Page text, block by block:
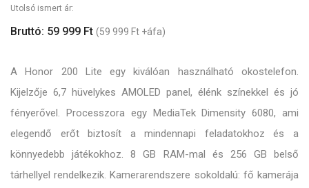
Utolsó ismert ár:
Bruttó: 59 999 Ft (59 999 Ft +áfa)
A Honor 200 Lite egy kiválóan használható okostelefon.
Kijelzője 6,7 hüvelykes AMOLED panel, élénk színekkel és jó
fényerővel. Processzora egy MediaTek Dimensity 6080, ami
elegendő erőt biztosít a mindennapi feladatokhoz és a
könnyedebb játékokhoz. 8 GB RAM-mal és 256 GB belső
tárhellyel rendelkezik. Kamerarendszere sokoldalú: fő kamerája